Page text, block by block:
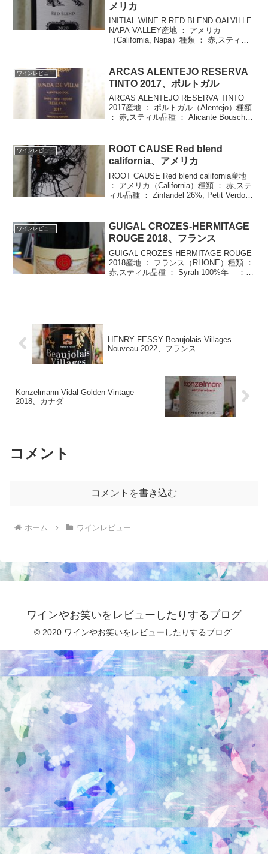
メリカ
INITIAL WINE R RED BLEND OALVILLE
NAPA VALLEY産地 ： アメリカ
（California, Napa）種類 ： 赤,スティル
ワインレビュー
ARCAS ALENTEJO RESERVA
TINTO 2017、ポルトガル
ARCAS ALENTEJO RESERVA TINTO
2017産地 ： ポルトガル（Alentejo）種類
： 赤,スティル品種 ： Alicante Bouschet
ワインレビュー
ROOT CAUSE Red blend
california、アメリカ
ROOT CAUSE Red blend california産地
： アメリカ（California）種類 ： 赤,ステ
ィル品種 ： Zinfandel 26%, Petit Verdot
ワインレビュー
GUIGAL CROZES-HERMITAGE
ROUGE 2018、フランス
GUIGAL CROZES-HERMITAGE ROUGE
2018産地 ： フランス（RHONE）種類 ：
赤,スティル品種 ： Syrah 100%年 ：
HENRY FESSY Beaujolais Villages
Nouveau 2022、フランス
Konzelmann Vidal Golden Vintage
2018、カナダ
コメント
コメントを書き込む
ホーム ワインレビュー
ワインやお笑いをレビューしたりするブログ
© 2020 ワインやお笑いをレビューしたりするブログ.